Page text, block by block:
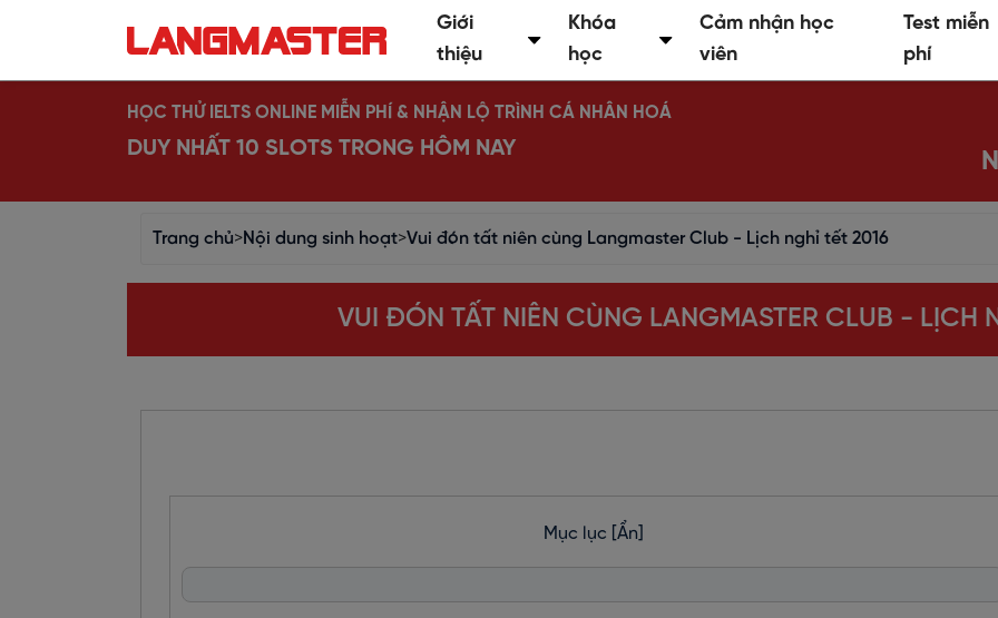
Giới
thiệu
Khóa
học
Cảm nhận học
viên
Test miễn
phí
HỌC THỬ IELTS ONLINE MIỄN PHÍ & NHẬN LỘ TRÌNH CÁ NHÂN HOÁ
DUY NHẤT 10 SLOTS TRONG HÔM NAY
Trang chủ>Nội dung sinh hoạt>Vui đón tất niên cùng Langmaster Club - Lịch nghỉ tết 2016
VUI ĐÓN TẤT NIÊN CÙNG LANGMASTER CLUB - LỊCH
Mục lục [Ẩn]